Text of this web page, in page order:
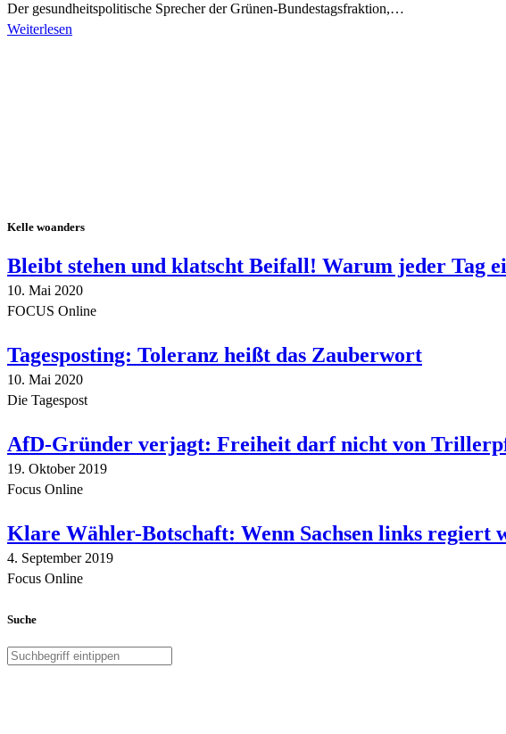
Der gesundheitspolitische Sprecher der Grünen-Bundestagsfraktion,…
Weiterlesen
Kelle woanders
Bleibt stehen und klatscht Beifall! Warum jeder Tag
10. Mai 2020
FOCUS Online
Tagesposting: Toleranz heißt das Zauberwort
10. Mai 2020
Die Tagespost
AfD-Gründer verjagt: Freiheit darf nicht von
19. Oktober 2019
Focus Online
Klare Wähler-Botschaft: Wenn Sachsen links regiert
4. September 2019
Focus Online
Suche